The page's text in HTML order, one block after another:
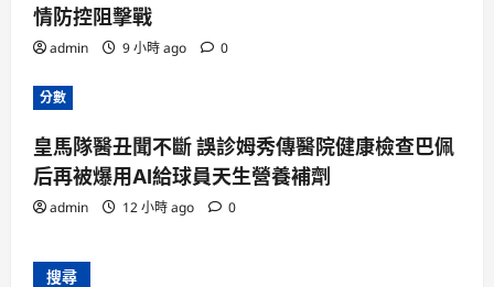
情防控阻擊戰
admin 9 小時 ago 0
分數
皇馬隊醫丑聞不斷 誤診姆秀傳醫院健康檢查巴佩
后再被爆用AI給球員天生營養補劑
admin 12 小時 ago 0
搜尋